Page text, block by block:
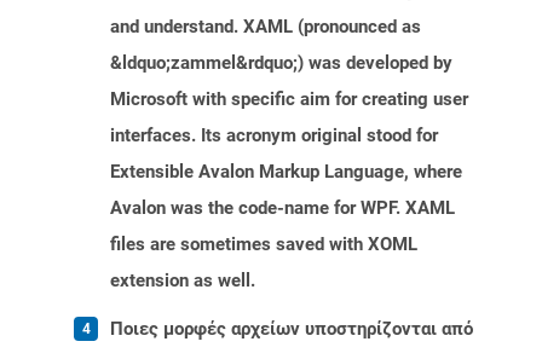
and understand. XAML (pronounced as
&ldquo;zammel&rdquo;) was developed by
Microsoft with specific aim for creating user
interfaces. Its acronym original stood for
Extensible Avalon Markup Language, where
Avalon was the code-name for WPF. XAML
files are sometimes saved with XOML
extension as well.
Ποιες μορφές αρχείων υποστηρίζονται από